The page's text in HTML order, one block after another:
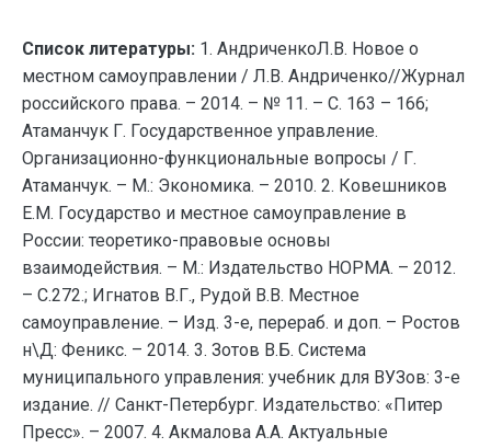
Список литературы: 1. АндриченкоЛ.В. Новое о
местном самоуправлении / Л.В. Андриченко//Журнал
российского права. – 2014. – № 11. – С. 163 – 166;
Атаманчук Г. Государственное управление.
Организационно-функциональные вопросы / Г.
Атаманчук. – М.: Экономика. – 2010. 2. Ковешников
Е.М. Государство и местное самоуправление в
России: теоретико-правовые основы
взаимодействия. – М.: Издательство НОРМА. – 2012.
– С.272.; Игнатов В.Г., Рудой В.В. Местное
самоуправление. – Изд. 3-е, перераб. и доп. – Ростов
н\Д: Феникс. – 2014. 3. Зотов В.Б. Система
муниципального управления: учебник для ВУЗов: 3-е
издание. // Санкт-Петербург. Издательство: «Питер
Пресс». – 2007. 4. Акмалова А.А. Актуальные